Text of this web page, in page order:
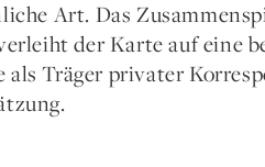
Art. Das
der Karte auf eine
als Träger privater